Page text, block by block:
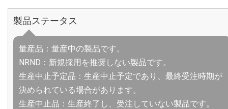
製品ステータス
量産品：量産中の製品です。
NRND：新規採用を推奨しない製品です。
生産中止予定品：生産中止予定であり、最終受注時期が
決められている場合があります。
生産中止品：生産終了し、受注していない製品です。